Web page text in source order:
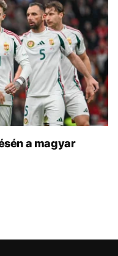
a magyar